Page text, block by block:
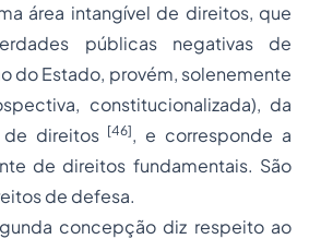
área intangível de direitos, que
públicas negativas de
do Estado, provém, solenemente
constitucionalizada), da
de direitos [46], e corresponde a
de direitos fundamentais. São
de defesa.
concepção diz respeito ao